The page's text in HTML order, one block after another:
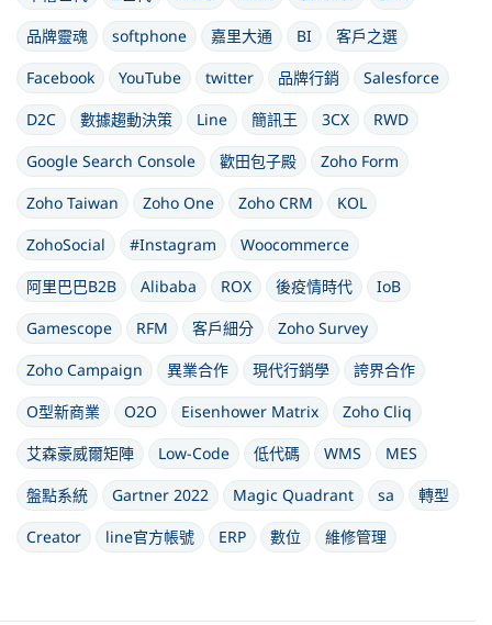
品牌靈魂
softphone 嘉里大通 BI
客戶之選
Facebook
YouTube twitter 品牌行銷
Salesforce
D2C
數據趨動決策 Line 簡訊王 3CX
RWD
Google Search Console
歡田包子殿
Zoho Form
Zoho Taiwan
Zoho One Zoho CRM
KOL
ZohoSocial
#Instagram
Woocommerce
阿里巴巴B2B
Alibaba ROX 後疫情時代
IoB
Gamescope
RFM 客戶細分
Zoho Survey
Zoho Campaign
異業合作 現代行銷學
誇界合作
O型新商業
O2O Eisenhower Matrix
Zoho Cliq
艾森豪威爾矩陣
Low-Code 低代碼 WMS
MES
盤點系統
Gartner 2022 Magic Quadrant sa
轉型
Creator
line官方帳號 ERP 數位 維修管理